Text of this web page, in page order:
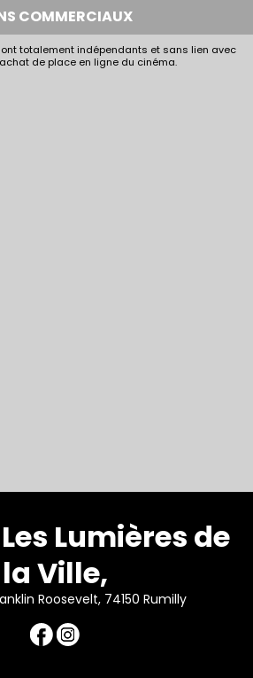
COMMERCIAUX
totalement indépendants et sans lien avec
de place en ligne du cinéma.
Lumières de
la Ville,
Roosevelt, 74150 Rumilly